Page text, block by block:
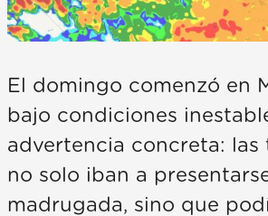
El domingo comenzó en
bajo condiciones
advertencia concreta: las
no solo iban a
madrugada, sino que